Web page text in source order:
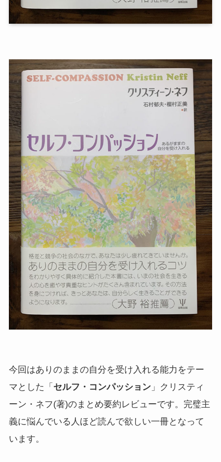
今回はありのままの自分を受け入れる能力をテー
マとした「 セルフ・コンパッション」クリスティ
ーン・ネフ(著)のまとめ要約レビューです。完璧主
義に悩んでいる人ほど読んで欲しい一冊となって
います。